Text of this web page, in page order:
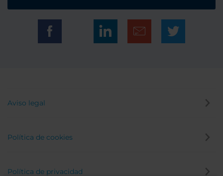
Aviso legal
Política de cookies
Política de privacidad